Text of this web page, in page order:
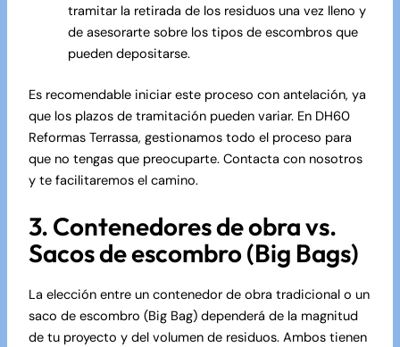
tramitar la retirada de los residuos una vez lleno y
de asesorarte sobre los tipos de escombros que
pueden depositarse.
Es recomendable iniciar este proceso con antelación, ya
que los plazos de tramitación pueden variar. En DH60
Reformas Terrassa, gestionamos todo el proceso para
que no tengas que preocuparte. Contacta con nosotros
y te facilitaremos el camino.
3. Contenedores de obra vs.
Sacos de escombro (Big Bags)
La elección entre un contenedor de obra tradicional o un
saco de escombro (Big Bag) dependerá de la magnitud
de tu proyecto y del volumen de residuos. Ambos tienen